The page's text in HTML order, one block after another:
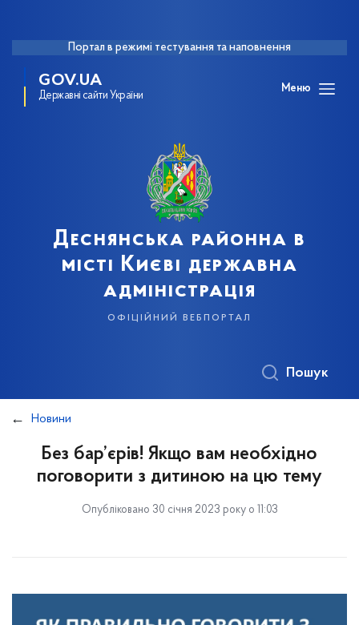
Портал в режимі тестування та наповнення
GOV.UA
Державні сайти України
Меню
Деснянська районна в
місті Києві державна
адміністрація
офіційний вебпортал
Пошук
Новини
Без бар’єрів! Якщо вам необхідно
поговорити з дитиною на цю тему
Опубліковано 30 січня 2023 року о 11:03